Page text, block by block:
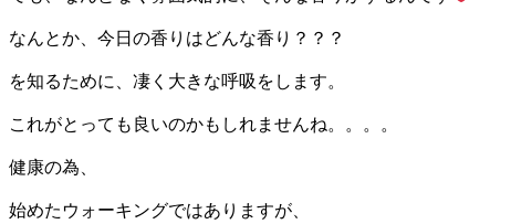
なんとか、今日の香りはどんな香り？？？
を知るために、凄く大きな呼吸をします。
これがとっても良いのかもしれませんね。。。。
健康の為、
始めたウォーキングではありますが、